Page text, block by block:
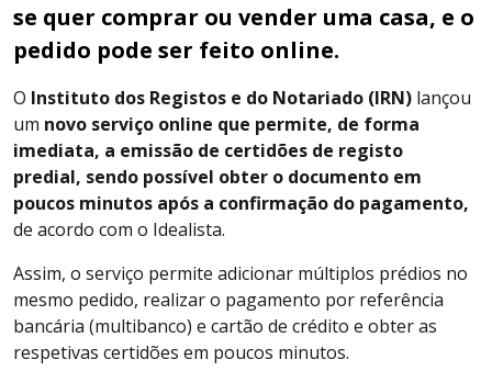
se quer comprar ou vender uma casa, e o
pedido pode ser feito online.
O Instituto dos Registos e do Notariado (IRN) lançou
um novo serviço online que permite, de forma
imediata, a emissão de certidões de registo
predial, sendo possível obter o documento em
poucos minutos após a confirmação do pagamento,
de acordo com o Idealista.
Assim, o serviço permite adicionar múltiplos prédios no
mesmo pedido, realizar o pagamento por referência
bancária (multibanco) e cartão de crédito e obter as
respetivas certidões em poucos minutos.